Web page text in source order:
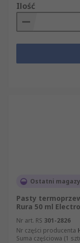
Ilość
Ostatni
Pasty
Rura 50 ml
Nr art. RS 301-2826
Nr części producenta
Suma częściowa (1